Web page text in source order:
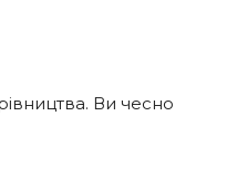
Ви чесно